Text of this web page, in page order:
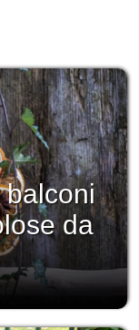
balconi
da